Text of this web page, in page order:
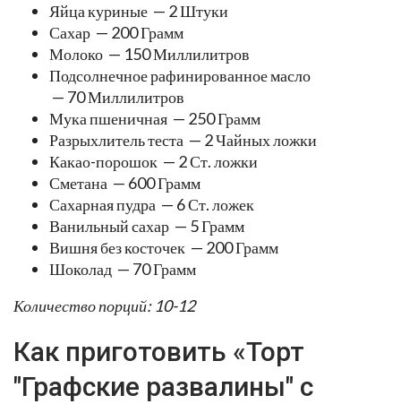
Яйца куриные — 2 Штуки
Сахар — 200 Грамм
Молоко — 150 Миллилитров
Подсолнечное рафинированное масло
— 70 Миллилитров
Мука пшеничная — 250 Грамм
Разрыхлитель теста — 2 Чайных ложки
Какао-порошок — 2 Ст. ложки
Сметана — 600 Грамм
Сахарная пудра — 6 Ст. ложек
Ванильный сахар — 5 Грамм
Вишня без косточек — 200 Грамм
Шоколад — 70 Грамм
Количество порций: 10-12
Как приготовить «Торт
"Графские развалины" с